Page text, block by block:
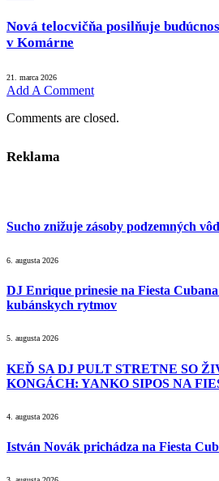
Nová telocvičňa posilňuje
v Komárne
21. marca 2026
Add A Comment
Comments are closed.
Reklama
Sucho znižuje zásoby podzemných vôd
6. augusta 2026
DJ Enrique prinesie na Fiesta
kubánskych rytmov
5. augusta 2026
KEĎ SA DJ PULT STRETNE SO
KONGÁCH: YANKO SIPOS NA
4. augusta 2026
István Novák prichádza na Fiesta